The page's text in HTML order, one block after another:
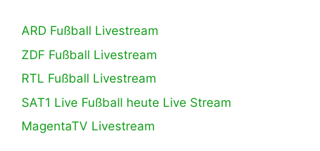
ARD Fußball Livestream
ZDF Fußball Livestream
RTL Fußball Livestream
SAT1 Live Fußball heute Live Stream
MagentaTV Livestream